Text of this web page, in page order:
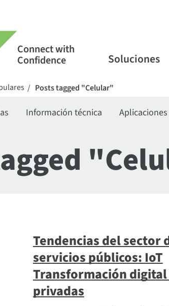
Connect with
Confidence Soluciones
/ Posts tagged "Celular"
Información técnica Aplicaciones
Tendencias del sector
servicios públicos: IoT
Transformación digital
privadas